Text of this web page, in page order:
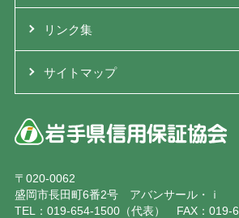
リンク集
サイトマップ
〒020-0062
盛岡市長田町6番2号 アバンサール・ｉ
TEL：019-654-1500（代表） FAX：019-